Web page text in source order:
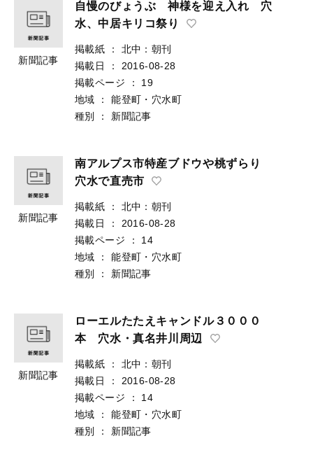
新聞記事
自慢のびょうぶ 神様を迎え入れ 穴
水、中居キリコ祭り
掲載紙 ：
北中：朝刊
掲載日
：
2016-08-28
掲載ページ
：
19
地域
：
能登町・穴水町
種別
： 新聞記事
新聞記事
南アルプス市特産ブドウや桃ずらり
穴水で直売市
掲載紙 ：
北中：朝刊
掲載日
：
2016-08-28
掲載ページ
：
14
地域
：
能登町・穴水町
種別
： 新聞記事
新聞記事
ローエルたたえキャンドル３０００
本 穴水・真名井川周辺
掲載紙 ：
北中：朝刊
掲載日
：
2016-08-28
掲載ページ
：
14
地域
：
能登町・穴水町
種別
： 新聞記事